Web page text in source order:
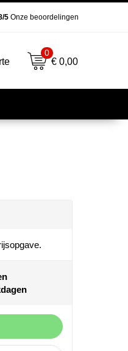
5Onze beoordelingen
0
€ 0,00